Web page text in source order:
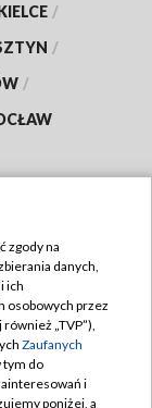
/
/
/
zgody na
danych,
ich
osobowych przez
„TVP”),
Zaufanych
tym do
i
poniżej, a